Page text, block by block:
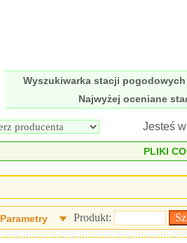
Wyszukiwarka stacji pogodowych
Najwyżej oceniane
Jesteś
PLIKI
Parametry Produkt: